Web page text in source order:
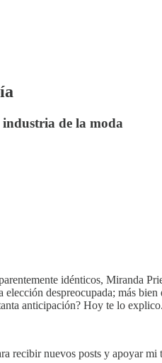
de la moda
idénticos, Miranda
elección despreocupada; más
anticipación? Hoy te lo explico.
recibir nuevos posts y apoyar